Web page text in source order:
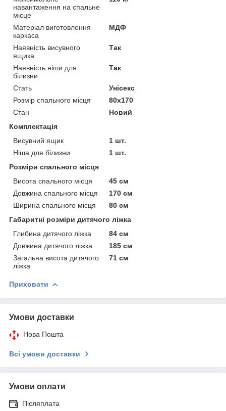
навантаження на спальне
місце
Матеріал виготовлення
каркаса
МДФ
Наявність висувного
ящика
Так
Наявність ніши для
білизни
Так
Стать
Унісекс
Розмір спального місця
80х170
Стан
Новий
Комплектація
Висувний ящик
1 шт.
Ніша для білизни
1 шт.
Розміри спального місця
Висота спального місця
45 см
Довжина спального місця
170 см
Ширина спального місця
80 см
Габаритні розміри дитячого ліжка
Глибина дитячого ліжка
84 см
Довжина дитячого ліжка
185 см
Загальна висота дитячого
ліжка
71 см
Приховати
Умови доставки
Нова Пошта
Всі умови доставки
Умови оплати
Післяплата